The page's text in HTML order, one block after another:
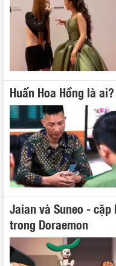
Huấn Hoa Hồng là ai?
Jaian và Suneo -
trong Doraemon